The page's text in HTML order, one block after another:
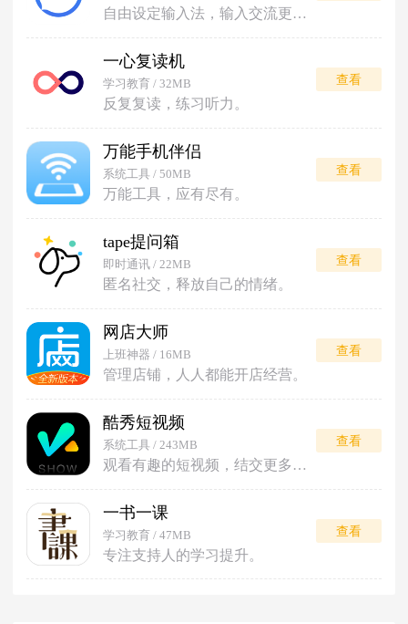
自由设定输入法，输入交流更便利。
一心复读机
学习教育 / 32MB
反复复读，练习听力。
查看
万能手机伴侣
系统工具 / 50MB
万能工具，应有尽有。
查看
tape提问箱
即时通讯 / 22MB
匿名社交，释放自己的情绪。
查看
网店大师
上班神器 / 16MB
管理店铺，人人都能开店经营。
查看
酷秀短视频
系统工具 / 243MB
观看有趣的短视频，结交更多朋友。
查看
一书一课
学习教育 / 47MB
专注支持人的学习提升。
查看